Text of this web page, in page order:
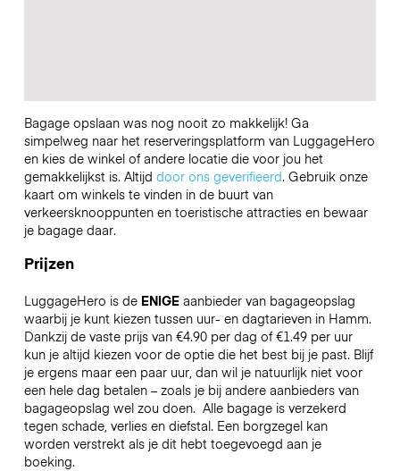
Bagage opslaan was nog nooit zo makkelijk! Ga
simpelweg naar het reserveringsplatform van LuggageHero
en kies de winkel of andere locatie die voor jou het
gemakkelijkst is. Altijd door ons geverifieerd. Gebruik onze
kaart om winkels te vinden in de buurt van
verkeersknooppunten en toeristische attracties en bewaar
je bagage daar.
Prijzen
LuggageHero is de ENIGEaanbieder van bagageopslag
waarbij je kunt kiezen tussen uur- en dagtarieven in Hamm.
Dankzij de vaste prijs van €4.90 per dag of €1.49 per uur
kun je altijd kiezen voor de optie die het best bij je past. Blijf
je ergens maar een paar uur, dan wil je natuurlijk niet voor
een hele dag betalen – zoals je bij andere aanbieders van
bagageopslag wel zou doen. Alle bagage is verzekerd
tegen schade, verlies en diefstal. Een borgzegel kan
worden verstrekt als je dit hebt toegevoegd aan je
boeking.